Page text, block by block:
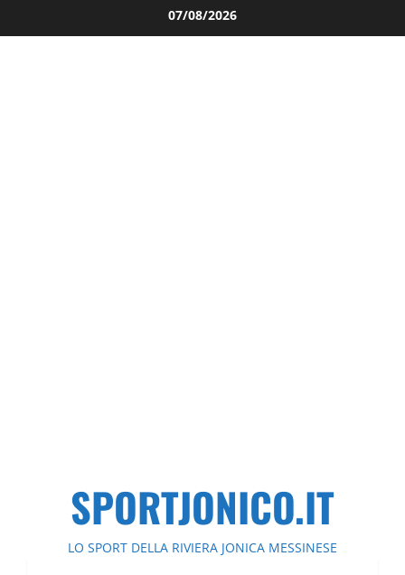
al
07/08/2026
SPORTJONICO.IT
LO SPORT DELLA RIVIERA JONICA MESSINESE